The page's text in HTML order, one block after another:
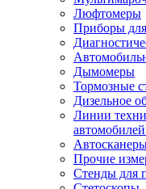
Люфтомеры
Приборы
Дымомеры
Тормозные
Дизельное
Линии
Прочие
Стенды для